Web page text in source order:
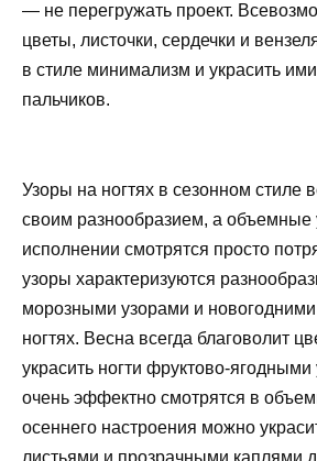
— не перегружать проект.
цветы, листочки, сердечки и
в стиле минимализм и украсить
пальчиков.
Узоры на ногтях в сезонном стиле
своим разнообразием, а объемные
исполнении смотрятся просто
узоры характеризуются
морозными узорами и
ногтях. Весна всегда благоволит
украсить ногти фруктово-
очень эффектно смотрятся в
осеннего настроения можно
листьями и прозрачными каплями